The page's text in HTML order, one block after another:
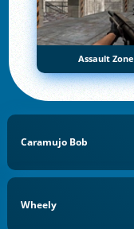
Assault Zone
Caramujo Bob
Wheely